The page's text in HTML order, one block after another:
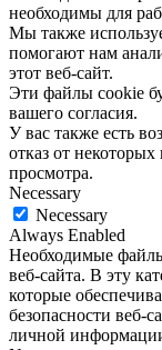
необходимы для
Мы также
помогают нам
этот веб-сайт.
Эти файлы cookie
вашего согласия.
У вас также есть
отказ от
просмотра.
Necessary
Necessary
Always Enabled
Необходимые
веб-сайта. В эту
которые
безопасности веб-
личной